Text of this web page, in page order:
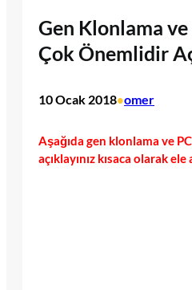
Gen Klonlama ve
Çok Önemlidir
10 Ocak 2018•omer
Aşağıda gen klonlama ve
açıklayınız kısaca olarak ele